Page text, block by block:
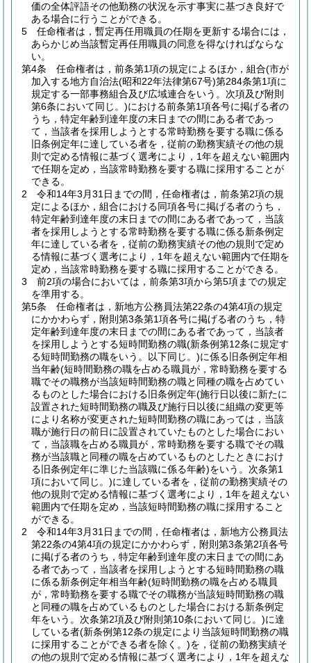
価の全体評語その他勤務の状況を示す事実に基づき良好で
ある場合に行うことができる。
5
任命権者は，暫定再任用職員の任期を更新する場合には，
あらかじめ当該暫定再任用職員の同意を得なければならな
い。
第4条
任命権者は，前条第1項の規定によるほか，組合(市が
加入する地方自治法(昭和22年法律第67号)第284条第1項に
規定する一部事務組合及び広域連合をいう。次項及び附則
第6条において同じ。)における前条第1項各号に掲げる者の
うち，特定年齢到達年度の末日までの間にある者であっ
て，当該者を採用しようとする常時勤務を要する職に係る
旧条例定年に達している者を，従前の勤務実績その他の規
則で定める情報に基づく選考により，1年を超えない範囲内
で任期を定め，当該常時勤務を要する職に採用することが
できる。
2
令和14年3月31日までの間，任命権者は，前条第2項の規
定によるほか，組合における同項各号に掲げる者のうち，
特定年齢到達年度の末日までの間にある者であって，当該
者を採用しようとする常時勤務を要する職に係る新条例定
年に達している者を，従前の勤務実績その他の規則で定め
る情報に基づく選考により，1年を超えない範囲内で任期を
定め，当該常時勤務を要する職に採用することができる。
3
前2項の場合においては，前条第3項から第5項までの規定
を準用する。
第5条
任命権者は，新地方公務員法第22条の4第4項の規定
にかかわらず，附則第3条第1項各号に掲げる者のうち，特
定年齢到達年度の末日までの間にある者であって，当該者
を採用しようとする短時間勤務の職(新条例第12条に規定す
る短時間勤務の職をいう。以下同じ。)に係る旧条例定年相
当年齢(短時間勤務の職を占める職員が，常時勤務を要する
職でその職務が当該短時間勤務の職と同種の職を占めてい
るものとした場合における旧条例定年(施行日以後に新たに
設置された短時間勤務の職及び施行日以後に組織の変更等
により名称が変更された短時間勤務の職にあっては，当該
職が施行日の前日に設置されていたものとした場合におい
て，当該職を占める職員が，常時勤務を要する職でその職
務が当該職と同種の職を占めているものとしたときにおけ
る旧条例定年に準じた当該職に係る年齢)をいう。次条第1
項において同じ。)に達している者を，従前の勤務実績その
他の規則で定める情報に基づく選考により，1年を超えない
範囲内で任期を定め，当該短時間勤務の職に採用すること
ができる。
2
令和14年3月31日までの間，任命権者は，新地方公務員法
第22条の4第4項の規定にかかわらず，附則第3条第2項各号
に掲げる者のうち，特定年齢到達年度の末日までの間にあ
る者であって，当該者を採用しようとする短時間勤務の職
に係る新条例定年相当年齢(短時間勤務の職を占める職員
が，常時勤務を要する職でその職務が当該短時間勤務の職
と同種の職を占めているものとした場合における新条例定
年をいう。次条第2項及び附則第10条において同じ。)に達
している者(新条例第12条の規定により当該短時間勤務の職
に採用することができる者を除く。)を，従前の勤務実績そ
の他の規則で定める情報に基づく選考により，1年を超えな